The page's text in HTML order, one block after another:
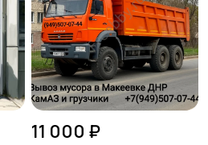
11 000 ₽